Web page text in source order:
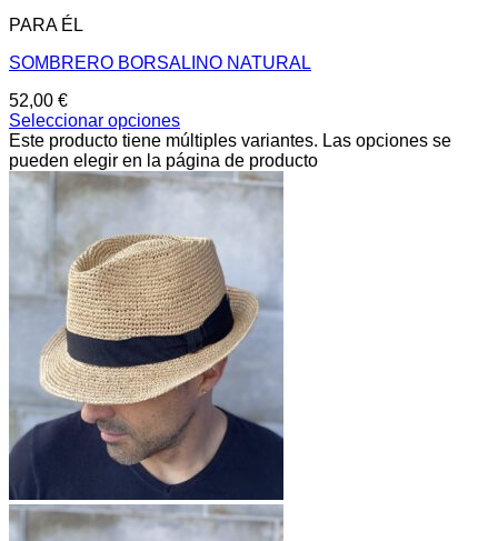
PARA ÉL
SOMBRERO BORSALINO NATURAL
52,00 €
Seleccionar opciones
Este producto tiene múltiples variantes. Las opciones se
pueden elegir en la página de producto